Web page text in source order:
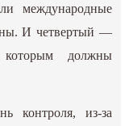
международные
И четвертый —
должны
контроля, из-за